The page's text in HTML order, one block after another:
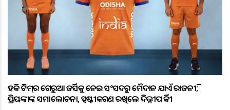
ହକି ଟିମ୍‌ର ଗେରୁଆ ଜର୍ସିକୁ ନେଇ ସଂସଦରୁ ମୈଦାନ ଯାଏଁ ରାଜନୀତି;
ପ୍ରିୟଙ୍କାଙ୍କ ସମାଲୋଚନା, ସ୍ପଷ୍ଟୀକରଣ ରଖିଲେ ଦିଲ୍ଲୀପ ତିର୍କୀ